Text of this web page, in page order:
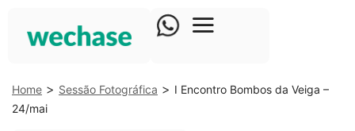
Home > Sessão Fotográfica > I Encontro Bombos da Veiga –
24/mai